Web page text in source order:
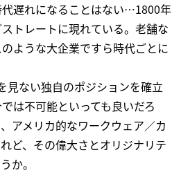
遅れになることはない…1800年
トレートに現れている。老舗な
ような大企業ですら時代ごとに
見ない独自のポジションを確立
は不可能といっても良いだろ
アメリカ的なワークウェア／カ
ど、その偉大さとオリジナリテ
か。